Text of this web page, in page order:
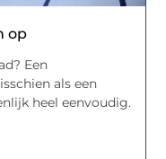
op
Een
als een
heel eenvoudig.